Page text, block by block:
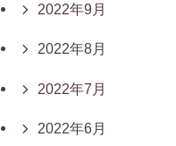
2022年9月
2022年8月
2022年7月
2022年6月